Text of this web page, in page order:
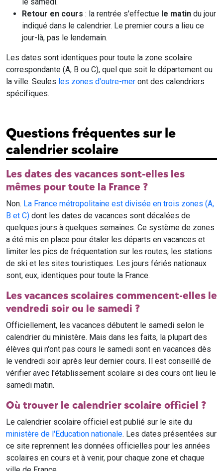
Retour en cours : la rentrée s'effectue le matin du jour
indiqué dans le calendrier. Le premier cours a lieu ce
jour-là, pas le lendemain.
Les dates sont identiques pour toute la zone scolaire
correspondante (A, B ou C), quel que soit le département ou
la ville. Seules les zones d'outre-mer ont des calendriers
spécifiques.
Questions fréquentes sur le
calendrier scolaire
Les dates des vacances sont-elles les
mêmes pour toute la France ?
Non. La France métropolitaine est divisée en trois zones (A,
B et C) dont les dates de vacances sont décalées de
quelques jours à quelques semaines. Ce système de zones
a été mis en place pour étaler les départs en vacances et
limiter les pics de fréquentation sur les routes, les stations
de ski et les sites touristiques. Les jours fériés nationaux
sont, eux, identiques pour toute la France.
Les vacances scolaires commencent-elles le
vendredi soir ou le samedi ?
Officiellement, les vacances débutent le samedi selon le
calendrier du ministère. Mais dans les faits, la plupart des
élèves qui n'ont pas cours le samedi sont en vacances dès
le vendredi soir après leur dernier cours. Il est conseillé de
vérifier avec l'établissement scolaire si des cours ont lieu le
samedi matin.
Où trouver le calendrier scolaire officiel ?
Le calendrier scolaire officiel est publié sur le site du
ministère de l'Education nationale. Les dates présentées sur
ce site reprennent les données officielles pour les années
scolaires en cours et à venir, pour chaque zone et chaque